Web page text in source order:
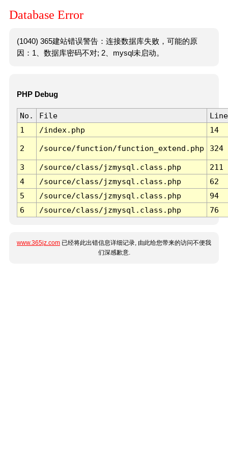
Database Error
(1040) 365建站错误警告：连接数据库失败，可能的原
因：1、数据库密码不对; 2、mysql未启动。
PHP Debug
No. File
Line
1
/index.php 14
2 /source/function/function_extend.php 324
3 /source/class/jzmysql.class.php
211
4
/source/class/jzmysql.class.php
62
5
/source/class/jzmysql.class.php
94
6
/source/class/jzmysql.class.php 76
www.365jz.com 已经将此出错信息详细记录, 由此给您带来的访问不便我
们深感歉意.